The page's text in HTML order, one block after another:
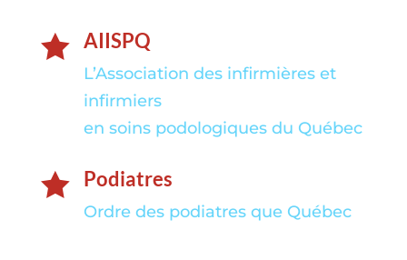
 AIISPQ
L’Association des infirmières et
infirmiers
en soins podologiques du Québec
 Podiatres
Ordre des podiatres que Québec